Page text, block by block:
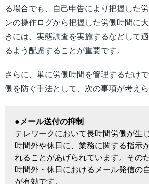
る場合でも、自己申告により把握した
ンの操作ログから把握した労働時間に
きには、実態調査を実施するなどして
るよう配慮することが重要です。
さらに、単に労働時間を管理するだけ
働を防ぐ手法として、次の事項が考えら
●メール送付の抑制
テレワークにおいて長時間労働が生
時間外や休日に、業務に関する指示
れることがあげられています。その
時間外・休日におけるメール発信の
が有効です。